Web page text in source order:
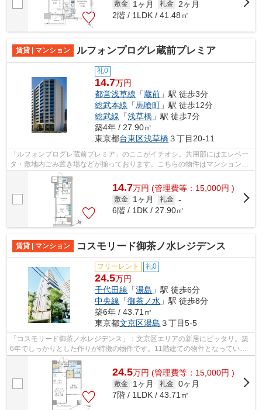
敷金 1ヶ月 礼金
2ヶ月
2階 / 1LDK / 41.48㎡
賃貸 | マンション ルフォンプログレ蔵前プレミア
礼0
14.7万円
都営浅草線 「蔵前 」駅 徒歩3分
総武本線 「馬喰町 」駅 徒歩12分
総武線 「浅草橋 」駅 徒歩7分
築4年 / 27.90㎡
東京都台東区浅草橋３丁目20-11
「ルフォンプログレ蔵前プレミア」のここがイチオシ。共用部にはエレベー
タ・敷地内ごみ置き場などが揃っております。こちらの物件はマンションで
す。こちらは14階建ての物件です。徒...
14.7万円 (管理費等：15,000円 )
敷金 1ヶ月 礼金 -
6階 / 1DK / 27.90㎡
賃貸 | マンション コスモリード御茶ノ水レジデンス
フリーレント 礼0
24.5万円
千代田線 「湯島 」駅 徒歩6分
中央線 「御茶ノ水 」駅 徒歩8分
築6年 / 43.71㎡
東京都文京区湯島 ３丁目5-5
「コスモリード御茶ノ水レジデンス」：文京区エリアの新居にピッタリ。築
6年でしっかりとした作りが特徴の物件です。11階建ての物件となっていま
す。こちらはエレベーター付きの物件で...
24.5万円 (管理費等：15,000円 )
敷金 1ヶ月 礼金 0ヶ月
7階 / 1LDK / 43.71㎡